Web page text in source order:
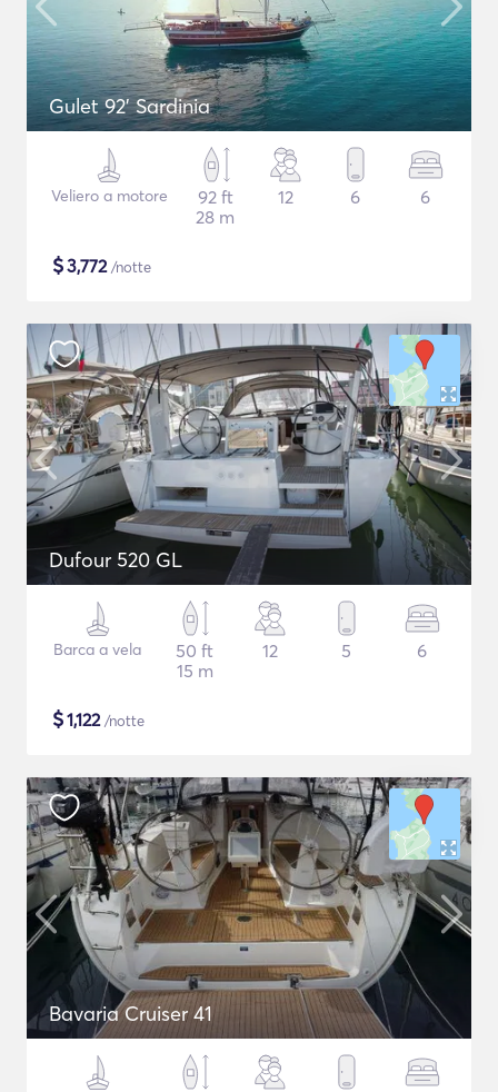
Gulet 92' Sardinia
Veliero a motore
92 ft
28 m
12 6 6
$3,772/notte
Dufour 520 GL
Barca a vela
50 ft
15 m
12 5 6
$1,122/notte
Bavaria Cruiser 41